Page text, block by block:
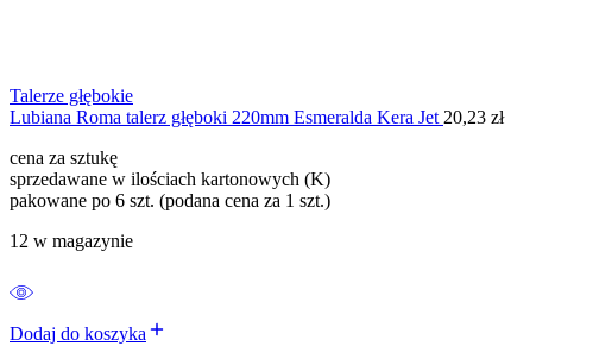
Talerze głębokie
Lubiana Roma talerz głęboki 220mm Esmeralda Kera Jet 20,23 zł
cena za sztukę
sprzedawane w ilościach kartonowych (K)
pakowane po 6 szt. (podana cena za 1 szt.)
12 w magazynie
Dodaj do koszyka